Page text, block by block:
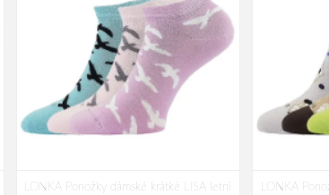
LONKA Ponožky dámské krátké LISA letní
LONKA